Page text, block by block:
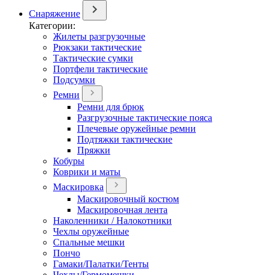
Снаряжение
Категории:
Жилеты разгрузочные
Рюкзаки тактические
Тактические сумки
Портфели тактические
Подсумки
Ремни
Ремни для брюк
Разгрузочные тактические пояса
Плечевые оружейные ремни
Подтяжки тактические
Пряжки
Кобуры
Коврики и маты
Маскировка
Маскировочный костюм
Маскировочная лента
Наколенники / Налокотники
Чехлы оружейные
Спальные мешки
Пончо
Гамаки/Палатки/Тенты